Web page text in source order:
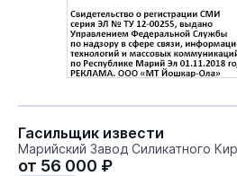
Гасильщик извести
Марийский Завод Силикатного
от 56 000 ₽